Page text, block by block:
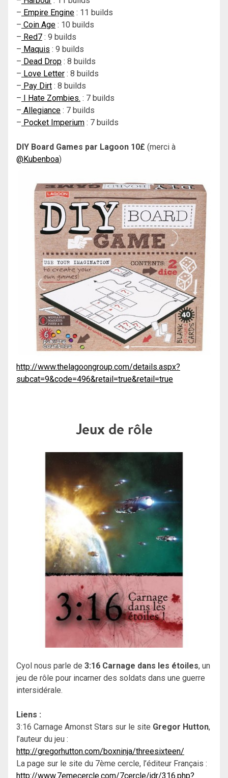
– Empire Engine : 11 builds
– Coin Age : 10 builds
– Red7 : 9 builds
– Maquis : 9 builds
– Dead Drop : 8 builds
– Love Letter : 8 builds
– Pay Dirt : 8 builds
– I Hate Zombies. : 7 builds
– Allegiance : 7 builds
– Pocket Imperium : 7 builds
DIY Board Games par Lagoon 10£ (merci à
@Kubenboa)
http://www.thelagoongroup.com/details.aspx?
subcat=9&code=496&retail=true&retail=true
Jeux de rôle
Cyol nous parle de 3:16 Carnage dans les étoiles, un
jeu de rôle pour incarner des soldats dans une guerre
intersidérale.
Liens :
3:16 Carnage Amonst Stars sur le site Gregor Hutton,
l’auteur du jeu :
http://gregorhutton.com/boxninja/threesixteen/
La page sur le site du 7ème cercle, l’éditeur Français :
http://www.7emecercle.com/7cercle/jdr/316.php?